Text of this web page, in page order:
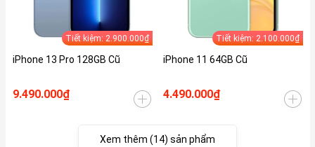
Tiết kiệm: 2.900.000₫
iPhone 13 Pro 128GB Cũ
9.490.000₫
Tiết kiệm: 2.100.000₫
iPhone 11 64GB Cũ
4.490.000₫
Xem thêm (14) sản phẩm